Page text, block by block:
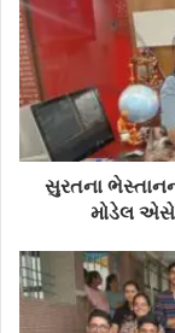
સુરતના
મોડેલ